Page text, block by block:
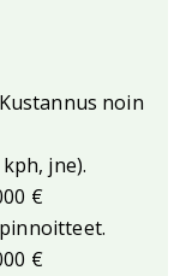
noin
jne).
€
€